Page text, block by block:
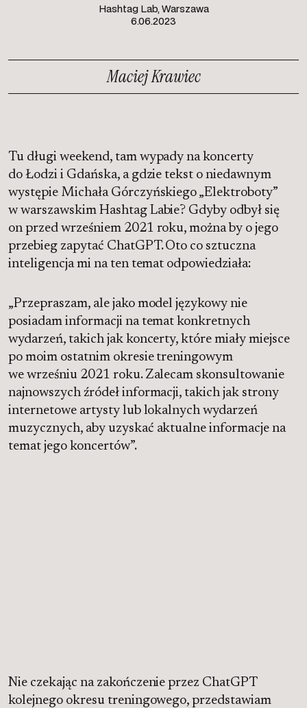
Hashtag Lab, Warszawa
6.06.2023
Maciej Krawiec
Tu długi weekend, tam wypady na koncerty
do Łodzi i Gdańska, a gdzie tekst o niedawnym
występie Michała Górczyńskiego „Elektroboty”
w warszawskim Hashtag Labie? Gdyby odbył się
on przed wrześniem 2021 roku, można by o jego
przebieg zapytać ChatGPT. Oto co sztuczna
inteligencja mi na ten temat odpowiedziała:
„Przepraszam, ale jako model językowy nie
posiadam informacji na temat konkretnych
wydarzeń, takich jak koncerty, które miały miejsce
po moim ostatnim okresie treningowym
we wrześniu 2021 roku. Zalecam skonsultowanie
najnowszych źródeł informacji, takich jak strony
internetowe artysty lub lokalnych wydarzeń
muzycznych, aby uzyskać aktualne informacje na
temat jego koncertów”.
Nie czekając na zakończenie przez ChatGPT
kolejnego okresu treningowego, przedstawiam